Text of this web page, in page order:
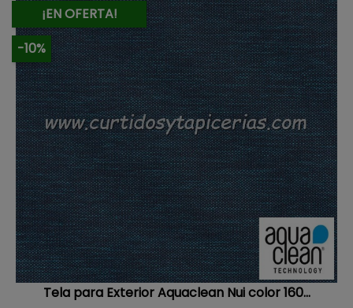
¡EN OFERTA!
-10%
Tela para Exterior Aquaclean Nui color 160...